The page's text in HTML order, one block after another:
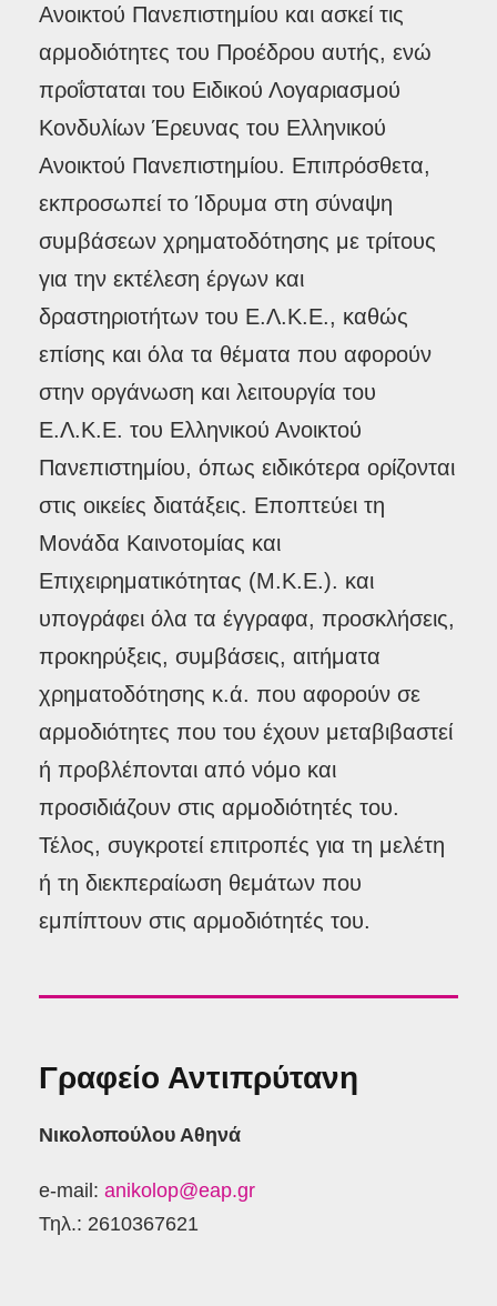
Ανοικτού Πανεπιστημίου και ασκεί τις
αρμοδιότητες του Προέδρου αυτής, ενώ
προΐσταται του Ειδικού Λογαριασμού
Κονδυλίων Έρευνας του Ελληνικού
Ανοικτού Πανεπιστημίου. Επιπρόσθετα,
εκπροσωπεί το Ίδρυμα στη σύναψη
συμβάσεων χρηματοδότησης με τρίτους
για την εκτέλεση έργων και
δραστηριοτήτων του Ε.Λ.Κ.Ε., καθώς
επίσης και όλα τα θέματα που αφορούν
στην οργάνωση και λειτουργία του
Ε.Λ.Κ.Ε. του Ελληνικού Ανοικτού
Πανεπιστημίου, όπως ειδικότερα ορίζονται
στις οικείες διατάξεις. Εποπτεύει τη
Μονάδα Καινοτομίας και
Επιχειρηματικότητας (Μ.Κ.Ε.). και
υπογράφει όλα τα έγγραφα, προσκλήσεις,
προκηρύξεις, συμβάσεις, αιτήματα
χρηματοδότησης κ.ά. που αφορούν σε
αρμοδιότητες που του έχουν μεταβιβαστεί
ή προβλέπονται από νόμο και
προσιδιάζουν στις αρμοδιότητές του.
Τέλος, συγκροτεί επιτροπές για τη μελέτη
ή τη διεκπεραίωση θεμάτων που
εμπίπτουν στις αρμοδιότητές του.
Γραφείο Αντιπρύτανη
Νικολοπούλου Αθηνά
e-mail: anikolop@eap.gr
Τηλ.: 2610367621